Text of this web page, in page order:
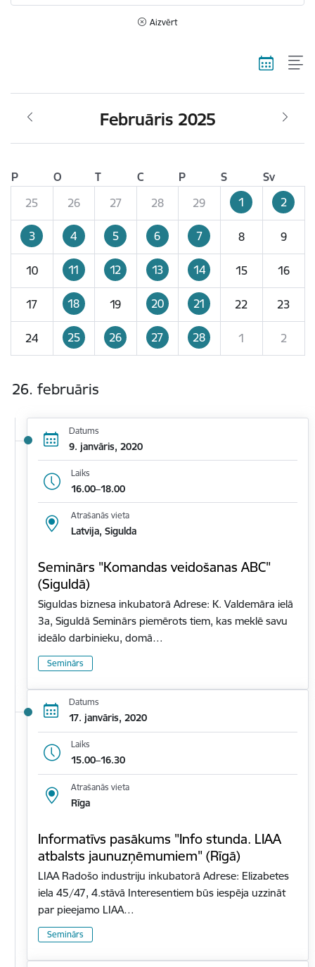
Aizvērt
Februāris 2025
P O T C P S
Sv
25
26 27 28 29 1 2
3 4 5 6 7 8 9
10 11 12 13 14 15 16
17 18 19 20 21 22 23
24 25 26 27 28 1 2
26. februāris
Datums
9. janvāris, 2020
Laiks
16.00–18.00
Atrašanās vieta
Latvija, Sigulda
Seminārs "Komandas veidošanas ABC"
(Siguldā)
Siguldas biznesa inkubatorā Adrese: K. Valdemāra ielā
3a, Siguldā Seminārs piemērots tiem, kas meklē savu
ideālo darbinieku, domā…
Seminārs
Datums
17. janvāris, 2020
Laiks
15.00–16.30
Atrašanās vieta
Rīga
Informatīvs pasākums "Info stunda. LIAA
atbalsts jaunuzņēmumiem" (Rīgā)
LIAA Radošo industriju inkubatorā Adrese: Elizabetes
iela 45/47, 4.stāvā Interesentiem būs iespēja uzzināt
par pieejamo LIAA…
Seminārs